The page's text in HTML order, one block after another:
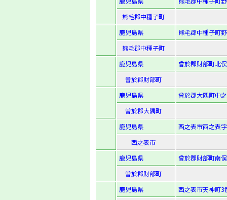
熊毛郡中種子町
鹿児島県
熊毛郡中種子町
熊毛郡中種子町
鹿児島県
曾於郡財部町北
曽於郡財部町
鹿児島県
曾於郡大隅町中
曽於郡大隅町
鹿児島県
西之表市西之表
西之表市
鹿児島県
曾於郡財部町南
曽於郡財部町
鹿児島県
西之表市天神町3